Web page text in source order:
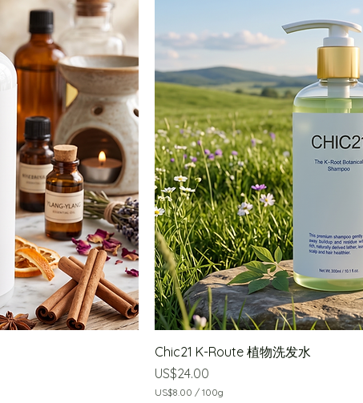
Chic21 K-Route 植物洗发水
價格
US$24.00
US$8.00 / 100g